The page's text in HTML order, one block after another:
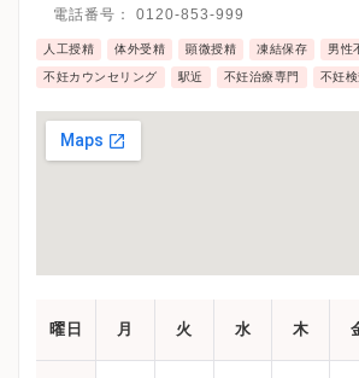
電話番号： 0120-853-999
人工授精 体外受精 顕微授精 凍結保存 男性
不妊カウンセリング 駅近 不妊治療専門 不妊
曜日 月 火 水 木